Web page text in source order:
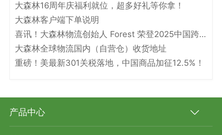
大森林16周年庆福利就位，超多好礼等你拿！
大森林客户端下单说明
喜讯！大森林物流创始人 Forest 荣登2025中国跨境电商物流名人堂！
大森林全球物流国内（自营仓）收货地址
重磅！美最新301关税落地，中国商品加征12.5%！
产品中心